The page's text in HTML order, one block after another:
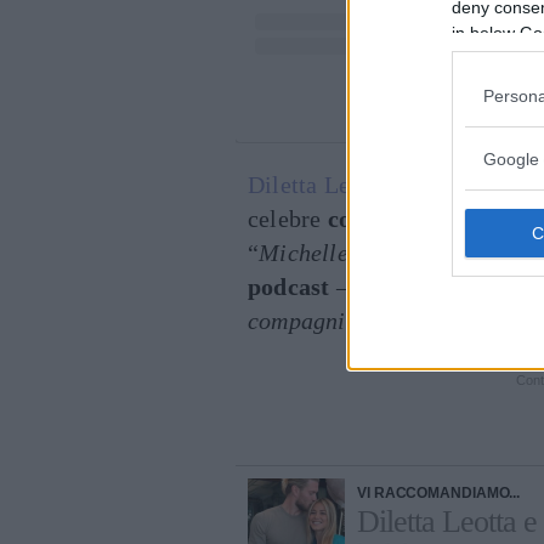
deny
in below
Google
Un post
Diletta Leotta , inoltre, si è
celebre conduttrice Mediaset
“Michelle riempie la stanza
podcast – “
compagnia. È una mamma e
VI RACCOMANDIAMO...
Diletta Leotta